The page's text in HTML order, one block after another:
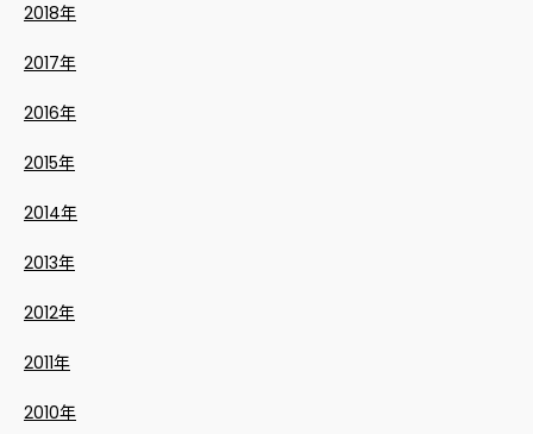
2018年
2017年
2016年
2015年
2014年
2013年
2012年
2011年
2010年